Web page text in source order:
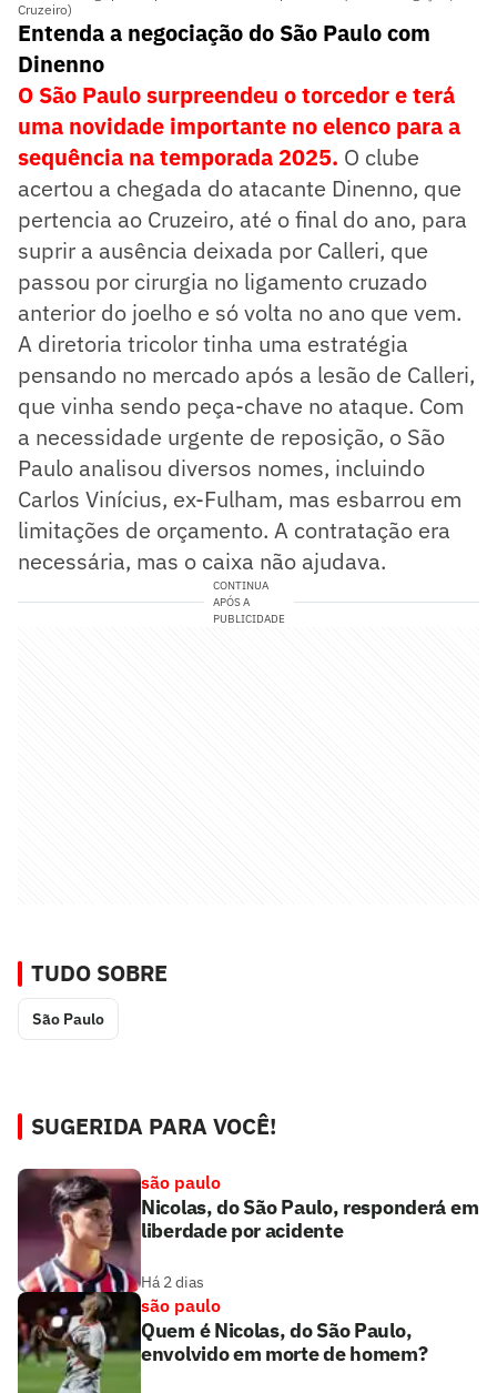
Cruzeiro)
Entenda a negociação do São Paulo com
Dinenno
O São Paulo surpreendeu o torcedor e terá
uma novidade importante no elenco para a
sequência na temporada 2025. O clube
acertou a chegada do atacante Dinenno, que
pertencia ao Cruzeiro, até o final do ano, para
suprir a ausência deixada por Calleri, que
passou por cirurgia no ligamento cruzado
anterior do joelho e só volta no ano que vem.
A diretoria tricolor tinha uma estratégia
pensando no mercado após a lesão de Calleri,
que vinha sendo peça-chave no ataque. Com
a necessidade urgente de reposição, o São
Paulo analisou diversos nomes, incluindo
Carlos Vinícius, ex-Fulham, mas esbarrou em
limitações de orçamento. A contratação era
necessária, mas o caixa não ajudava.
CONTINUA
APÓS A
PUBLICIDADE
TUDO SOBRE
São Paulo
SUGERIDA PARA VOCÊ!
são paulo
Nicolas, do São Paulo, responderá em
liberdade por acidente
Há 2 dias
são paulo
Quem é Nicolas, do São Paulo,
envolvido em morte de homem?